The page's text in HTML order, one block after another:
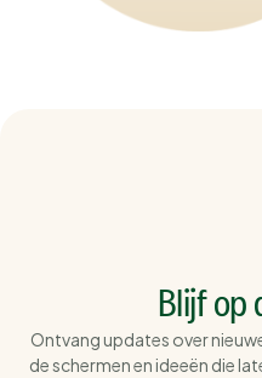
Blijf op
Ontvang updates over
de schermen en ideeën die